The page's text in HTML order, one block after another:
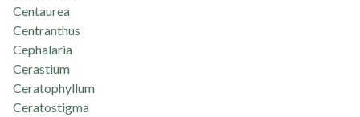
Centaurea
Centranthus
Cephalaria
Cerastium
Ceratophyllum
Ceratostigma